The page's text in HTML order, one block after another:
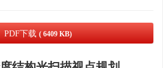
PDF下载 ( 6409 KB)